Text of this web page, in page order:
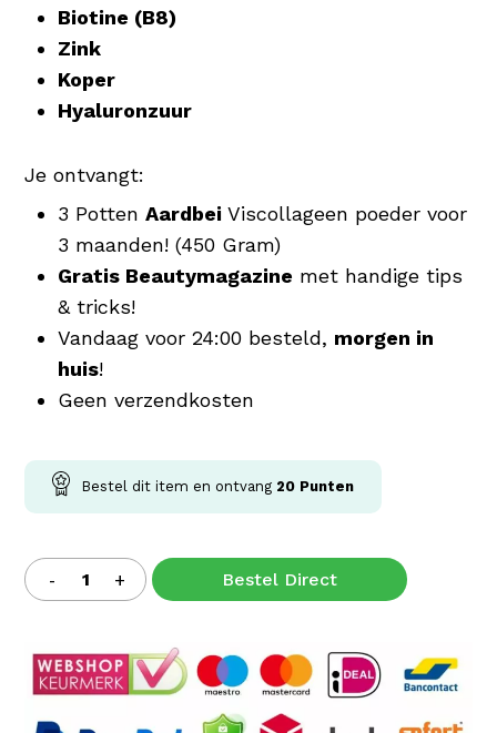
Biotine (B8)
Zink
Koper
Hyaluronzuur
Je ontvangt:
3 PottenAardbei Viscollageen poeder voor
3 maanden! (450 Gram)
Gratis Beautymagazine met handige tips
& tricks!
Vandaag voor 24:00 besteld, morgen in
huis!
Geen verzendkosten
Bestel dit item en ontvang 20 Punten
Bestel Direct